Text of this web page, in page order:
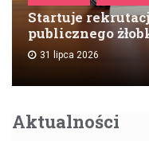
Startuje
publicznego
31 lipca 2026
Aktualności